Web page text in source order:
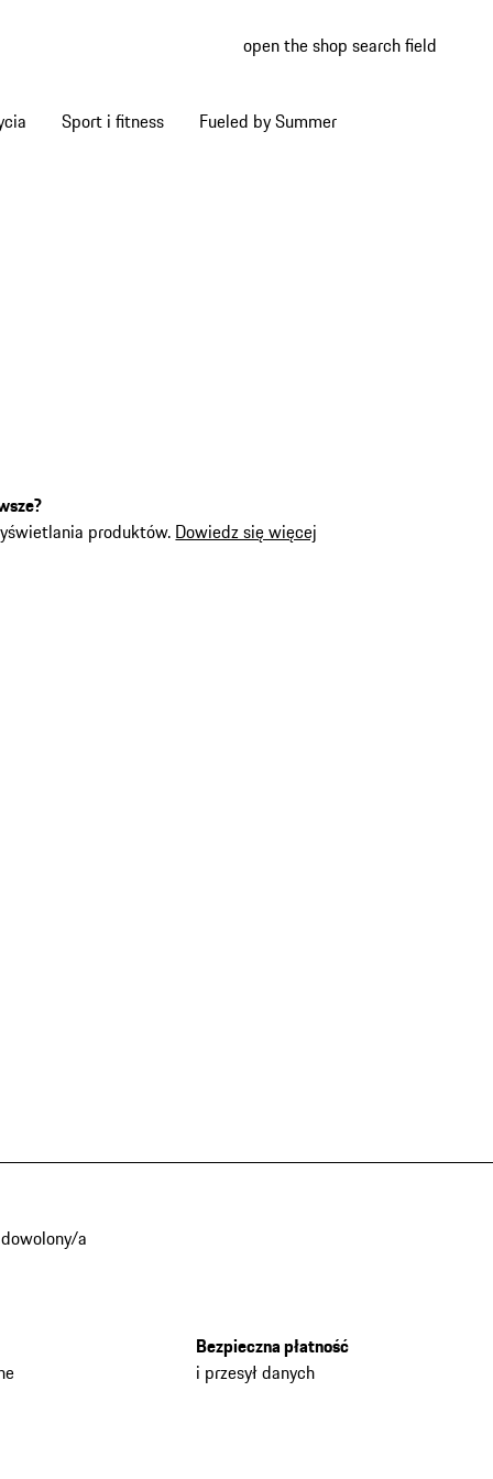
open the shop search field
Sport i fitness Fueled by Summer
produktów. Dowiedz się więcej
a
Bezpieczna płatność
i przesył danych